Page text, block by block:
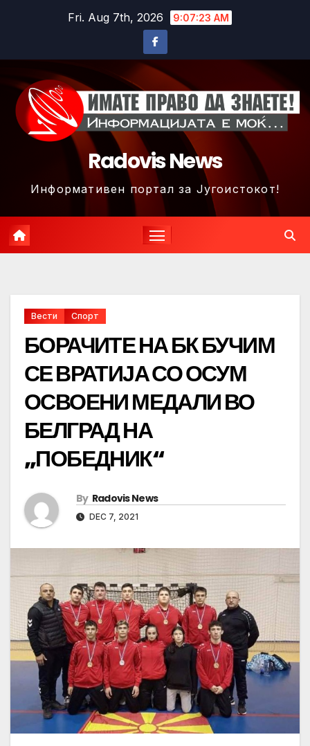
Fri. Aug 7th, 2026 9:07:26 AM
Radovis News
Информативен портал за Југоистокот!
Вести Спорт
БОРАЧИТЕ НА БК БУЧИМ
СЕ ВРАТИЈА СО ОСУМ
ОСВОЕНИ МЕДАЛИ ВО
БЕЛГРАД НА
„ПОБЕДНИК“
By Radovis News
DEC 7, 2021